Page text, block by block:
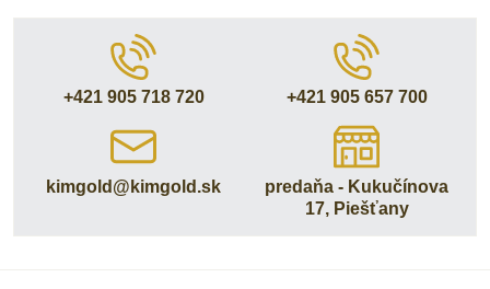
+421 905 718 720 +421 905 657 700
kimgold​@kimgold​.sk
predaňa - Kukučínova
17, Piešťany